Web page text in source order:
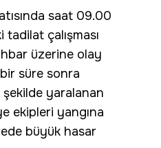
saat 09.00
tadilat çalışması
İhbar üzerine olay
süre sonra
yaralanan
ekipleri yangına
büyük hasar